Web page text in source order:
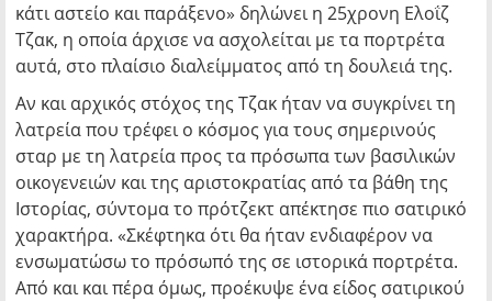
κάτι αστείο και παράξενο» δηλώνει η 25χρονη Ελοΐζ
Τζακ, η οποία άρχισε να ασχολείται με τα πορτρέτα
αυτά, στο πλαίσιο διαλείμματος από τη δουλειά της.
Αν και αρχικός στόχος της Τζακ ήταν να συγκρίνει τη
λατρεία που τρέφει ο κόσμος για τους σημερινούς
σταρ με τη λατρεία προς τα πρόσωπα των βασιλικών
οικογενειών και της αριστοκρατίας από τα βάθη της
Ιστορίας, σύντομα το πρότζεκτ απέκτησε πιο σατιρικό
χαρακτήρα. «Σκέφτηκα ότι θα ήταν ενδιαφέρον να
ενσωματώσω το πρόσωπό της σε ιστορικά πορτρέτα.
Από και και πέρα όμως, προέκυψε ένα είδος σατιρικού